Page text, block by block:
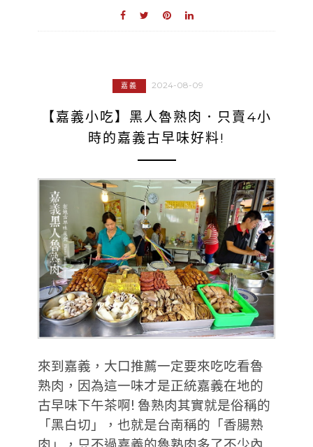
嘉義 2024-08-09
【嘉義小吃】黑人魯熟肉．只賣4小
時的嘉義古早味好料!
來到嘉義，大口推薦一定要來吃吃看魯
熟肉，因為這一味才是正統嘉義在地的
古早味下午茶啊! 魯熟肉其實就是俗稱的
「黑白切」，也就是台南稱的「香腸熟